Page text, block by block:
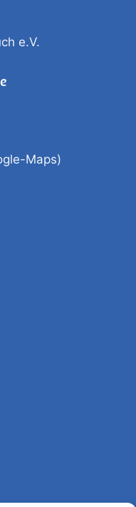
e.V.
Maps)